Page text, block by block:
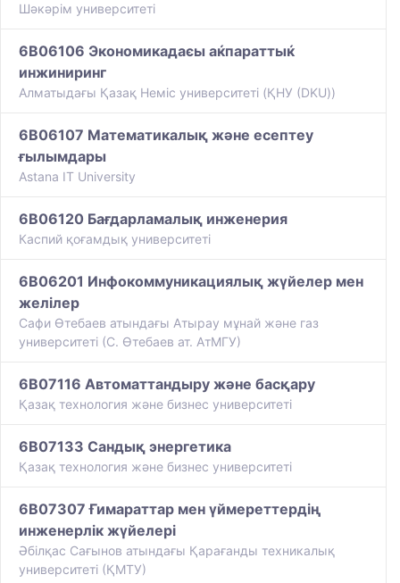
Шәкәрім университеті
6B06106 Экономикадаєы аќпараттыќ
инжиниринг
Алматыдағы Қазақ Немiс университетi (ҚНУ (DKU))
6B06107 Математикалық және есептеу
ғылымдары
Astana IT University
6B06120 Бағдарламалық инженерия
Каспий қоғамдық университеті
6B06201 Инфокоммуникациялық жүйелер мен
желілер
Сафи Өтебаев атындағы Атырау мұнай және газ
университеті (С. Өтебаев ат. АтМГУ)
6B07116 Автоматтандыру және басқару
Қазақ технология және бизнес университеті
6B07133 Сандық энергетика
Қазақ технология және бизнес университеті
6B07307 Ғимараттар мен үймереттердің
инженерлік жүйелері
Әбілқас Сағынов атындағы Қарағанды техникалық
университеті (ҚМТУ)